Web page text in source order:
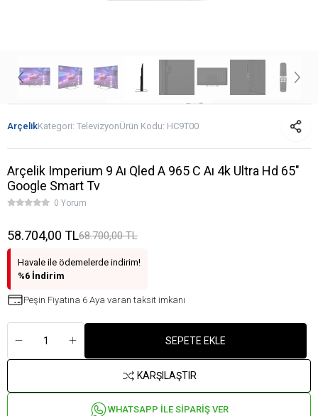
ArçelikKategori: TelevizyonÜrün Kodu: HC9T00
Arçelik Imperium 9 Aı Qled A 965 C Aı 4k Ultra Hd 65"
Google Smart Tv
0 Yorum
58.704,00 TL68.700,00 TL
Havale ile ödemelerde indirim!
%6 İndirim
Peşin Fiyatına 6 Aya varan taksit imkanı
SEPETE EKLE
KARŞILAŞTIR
WHATSAPP İLE SİPARİŞ VER